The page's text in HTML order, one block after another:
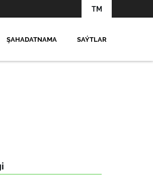
TM
ŞAHADATNAMA SAÝTLAR